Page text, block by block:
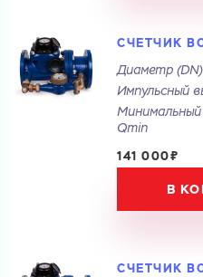
Номер телефона
Имя
СЧЕТЧИК
Диаметр (DN)
Импульсный
Минимальный
Qmin
141 000₽
В
СЧЕТЧИК